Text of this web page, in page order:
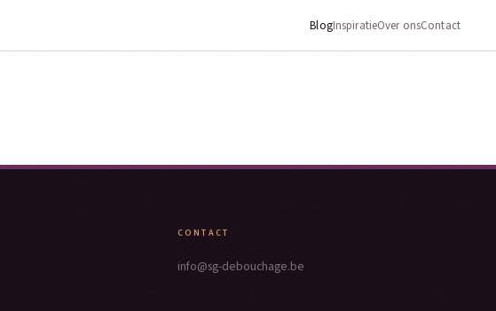
BlogInspiratieOver onsContact
CONTACT
info@sg-debouchage.be